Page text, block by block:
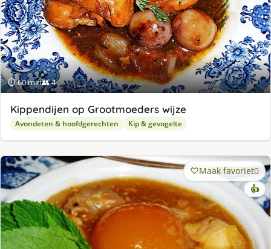
⏱ 60 min👥 4
Kippendijen op Grootmoeders wijze
Avondeten & hoofdgerechten Kip & gevogelte
Maak favoriet0
👍